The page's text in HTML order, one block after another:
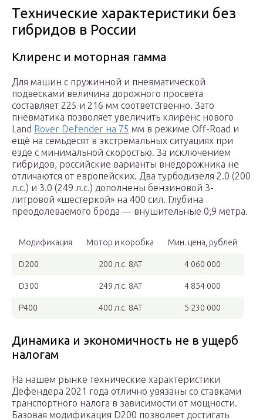
Технические характеристики без
гибридов в России
Клиренс и моторная гамма
Для машин с пружинной и пневматической
подвесками величина дорожного просвета
составляет 225 и 216 мм соответственно. Зато
пневматика позволяет увеличить клиренс нового
Land Rover Defender на 75 мм в режиме Off-Road и
ещё на семьдесят в экстремальных ситуациях при
езде с минимальной скоростью. За исключением
гибридов, российские варианты внедорожника не
отличаются от европейских. Два турбодизеля 2.0 (200
л.с.) и 3.0 (249 л.с.) дополнены бензиновой 3-
литровой «шестеркой» на 400 сил. Глубина
преодолеваемого брода — внушительные 0,9 метра.
Модификация Мотор и коробка Мин. цена, рублей
D200 200 л.с. 8АТ 4 060 000
D300 249 л.с. 8АТ 4 854 000
P400 400 л.с. 8АТ 5 230 000
Динамика и экономичность не в ущерб
налогам
На нашем рынке технические характеристики
Дефендера 2021 года отлично увязаны со ставками
транспортного налога в зависимости от мощности.
Базовая модификация D200 позволяет достигать